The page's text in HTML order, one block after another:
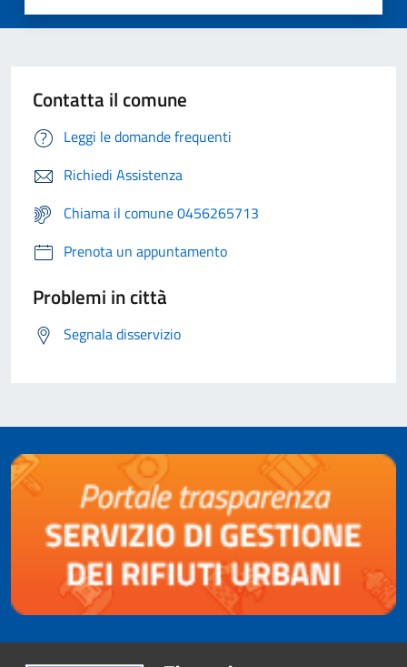
Contatta il comune
Leggi le domande frequenti
Richiedi Assistenza
Chiama il comune 0456265713
Prenota un appuntamento
Problemi in città
Segnala disservizio